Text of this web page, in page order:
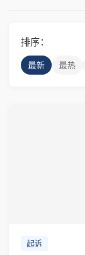
排序：
最新 最热
起诉